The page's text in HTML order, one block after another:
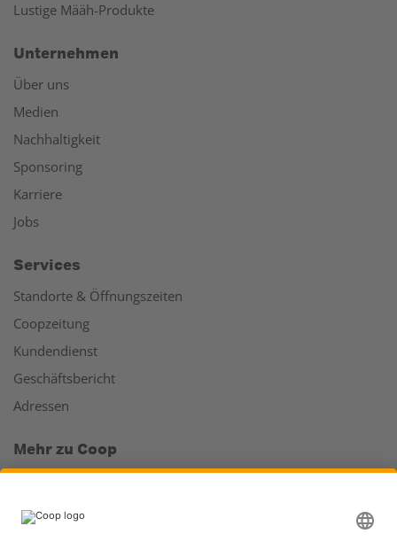
Lustige Määh-Produkte
Unternehmen
Über uns
Medien
Nachhaltigkeit
Sponsoring
Karriere
Jobs
Services
Standorte & Öffnungszeiten
Coopzeitung
Kundendienst
Geschäftsbericht
Adressen
Mehr zu Coop
Läden & Services